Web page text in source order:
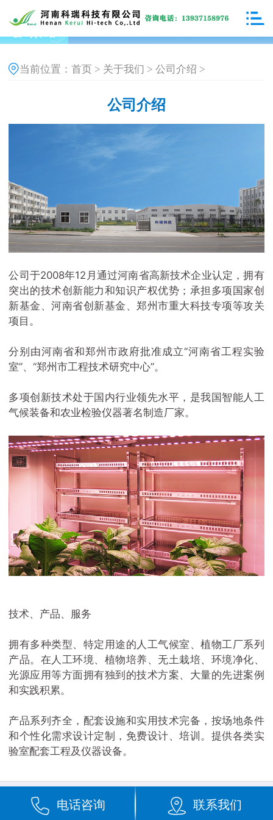
当前位置：首页 > 关于我们 >公司介绍 >
公司介绍
公司于2008年12月通过河南省高新技术企业认定，拥有
突出的技术创新能力和知识产权优势；承担多项国家创
新基金、河南省创新基金、郑州市重大科技专项等攻关
项目。
分别由河南省和郑州市政府批准成立“河南省工程实验
室”、“郑州市工程技术研究中心”。
多项创新技术处于国内行业领先水平，是我国智能人工
气候装备和农业检验仪器著名制造厂家。
技术、产品、服务
拥有多种类型、特定用途的人工气候室、植物工厂系列
产品。在人工环境、植物培养、无土栽培、环境净化、
光源应用等方面拥有独到的技术方案、大量的先进案例
和实践积累。
产品系列齐全，配套设施和实用技术完备，按场地条件
和个性化需求设计定制，免费设计、培训。提供各类实
验室配套工程及仪器设备。
电话咨询 联系我们